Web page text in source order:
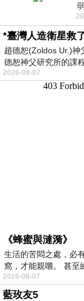
*臺灣人造衛星
趙德恕(Zoldos Ur.)
德恕神父研究所的課
2026-08-07
《蜂蜜與漣漪》
生活的苦悶之處，必
窩，才能親嚐。 甚至
2026-08-07
藍玫友5